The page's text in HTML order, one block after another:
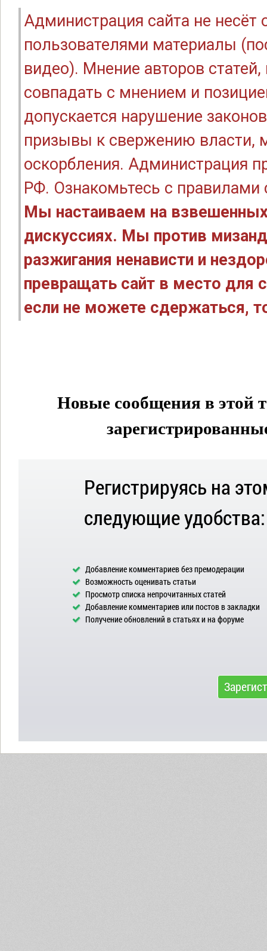
Администрация сайта не
пользователями материалы
видео). Мнение авторов
совпадать с мнением и
допускается нарушение
призывы к свержению власти,
оскорбления. Администрация
РФ. Ознакомьтесь с правилами
Мы настаиваем на
дискуссиях. Мы против
разжигания ненависти и
превращать сайт в место для
если не можете сдержаться,
Новые сообщения в этой
Регистрируясь на
следующие удобства:
Добавление комментариев без премодерации
Возможность оценивать статьи
Просмотр списка непрочитанных статей
Добавление комментариев или постов в закладки
Получение обновлений в статьях и на форуме